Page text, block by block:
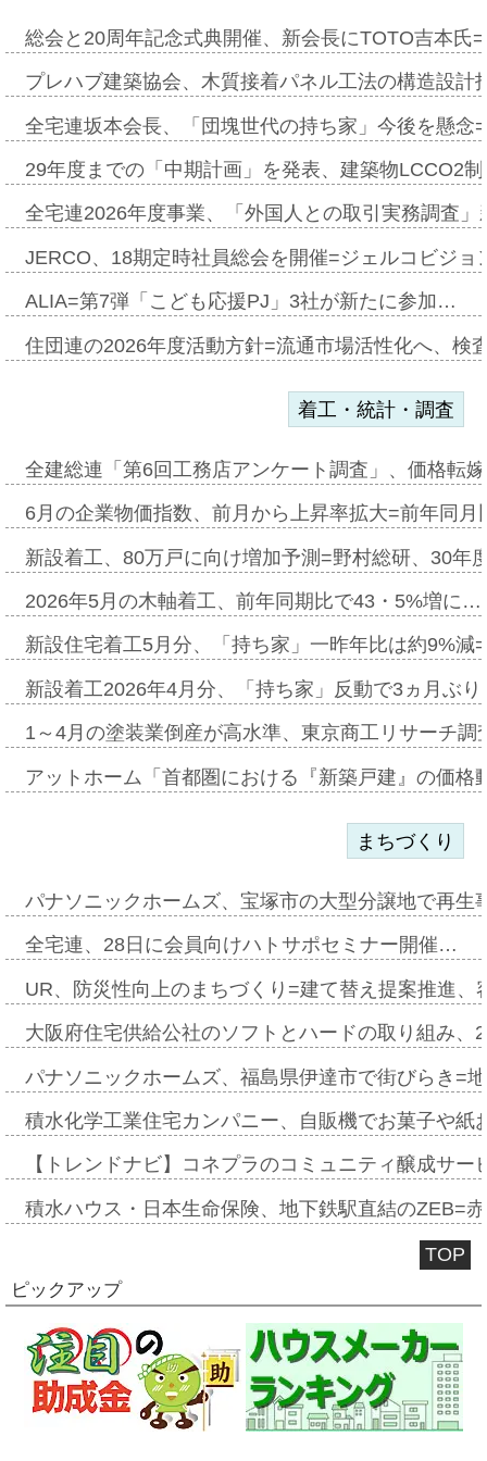
総会と20周年記念式典開催、新会長にTOTO吉本氏
プレハブ建築協会、木質接着パネル工法の構造設
全宅連坂本会長、「団塊世代の持ち家」今後を懸
29年度までの「中期計画」を発表、建築物LCCO2
全宅連2026年度事業、「外国人との取引実務調査
JERCO、18期定時社員総会を開催=ジェルコビジ
ALIA=第7弾「こども応援PJ」3社が新たに参加…
住団連の2026年度活動方針=流通市場活性化へ、検
着工・統計・調査
全建総連「第6回工務店アンケート調査」、価格転
6月の企業物価指数、前月から上昇率拡大=前年同
新設着工、80万戸に向け増加予測=野村総研、30年
2026年5月の木軸着工、前年同期比で43・5%増に…
新設住宅着工5月分、「持ち家」一昨年比は約9%
新設着工2026年4月分、「持ち家」反動で3ヵ月ぶ
1～4月の塗装業倒産が高水準、東京商工リサーチ
アットホーム「首都圏における『新築戸建』の価
まちづくり
パナソニックホームズ、宝塚市の大型分譲地で再
全宅連、28日に会員向けハトサポセミナー開催…
UR、防災性向上のまちづくり=建て替え提案推進
大阪府住宅供給公社のソフトとハードの取り組み
パナソニックホームズ、福島県伊達市で街びらき=
積水化学工業住宅カンパニー、自販機でお菓子や
【トレンドナビ】コネプラのコミュニティ醸成サ
積水ハウス・日本生命保険、地下鉄駅直結のZEB=
TOP
ピックアップ